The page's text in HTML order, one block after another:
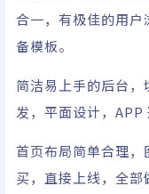
合一，有极佳的用
备模板。
简洁易上手的后台，
发，平面设计，APP
首页布局简单合理
买，直接上线，全